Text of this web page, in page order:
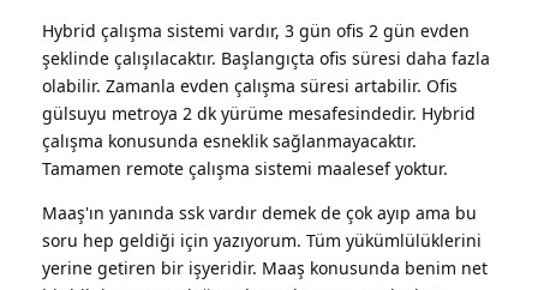
Hybrid çalışma sistemi vardır, 3 gün ofis 2 gün evden
şeklinde çalışılacaktır. Başlangıçta ofis süresi daha fazla
olabilir. Zamanla evden çalışma süresi artabilir. Ofis
gülsuyu metroya 2 dk yürüme mesafesindedir. Hybrid
çalışma konusunda esneklik sağlanmayacaktır.
Tamamen remote çalışma sistemi maalesef yoktur.
Maaş'ın yanında ssk vardır demek de çok ayıp ama bu
soru hep geldiği için yazıyorum. Tüm yükümlülüklerini
yerine getiren bir işyeridir. Maaş konusunda benim net